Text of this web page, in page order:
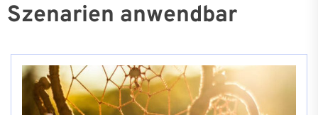
Szenarien anwendbar